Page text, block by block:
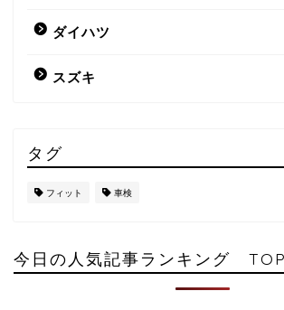
ダイハツ
スズキ
タグ
フィット 車検
今日の人気記事ランキング